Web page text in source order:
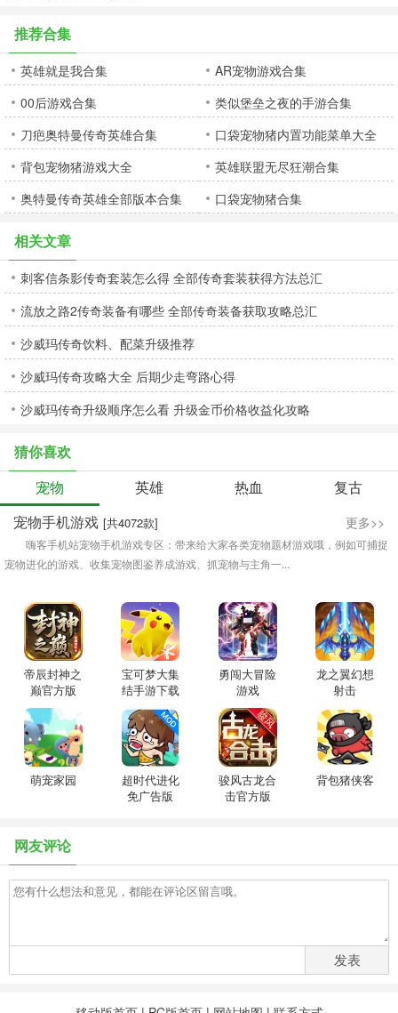
推荐合集
英雄就是我合集
AR宠物游戏合集
00后游戏合集
类似堡垒之夜的手游合集
刀疤奥特曼传奇英雄合集
口袋宠物猪内置功能菜单大全
背包宠物猪游戏大全
英雄联盟无尽狂潮合集
奥特曼传奇英雄全部版本合集
口袋宠物猪合集
相关文章
刺客信条影传奇套装怎么得 全部传奇套装获得方法总汇
流放之路2传奇装备有哪些 全部传奇装备获取攻略总汇
沙威玛传奇饮料、配菜升级推荐
沙威玛传奇攻略大全 后期少走弯路心得
沙威玛传奇升级顺序怎么看 升级金币价格收益化攻略
猜你喜欢
宠物
英雄 热血
复古
宠物手机游戏 [共4072款] 更多>>
嗨客手机站宠物手机游戏专区：带来给大家各类宠物题材游戏哦，例如可捕捉
宠物进化的游戏、收集宠物图鉴养成游戏、抓宠物与主角一...
帝辰封神之
巅官方版
宝可梦大集
结手游下载
华为
勇闯大冒险
游戏
龙之翼幻想
射击
萌宠家园
超时代进化
免广告版
骏风古龙合
击官方版
背包猪侠客
网友评论
发表